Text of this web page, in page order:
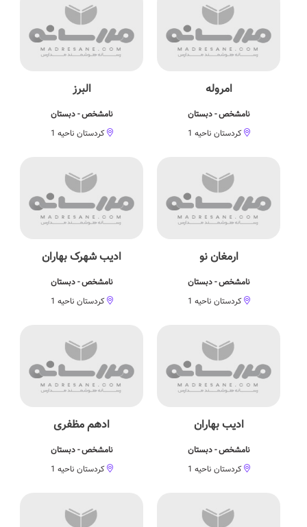
امروله
نامشخص - دبستان
کردستان ناحیه 1
البرز
نامشخص - دبستان
کردستان ناحیه 1
ارمغان نو
نامشخص - دبستان
کردستان ناحیه 1
ادیب شهرک بهاران
نامشخص - دبستان
کردستان ناحیه 1
ادیب بهاران
نامشخص - دبستان
کردستان ناحیه 1
ادهم مظفری
نامشخص - دبستان
کردستان ناحیه 1